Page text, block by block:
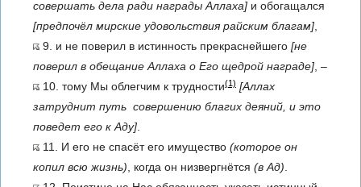
совершать дела ради награды Аллаха] и обогащался
[предпочёл мирские удовольствия райским благам]
9. и не поверил в истинность прекраснейшего [не
поверил в обещание Аллаха о Его щедрой награде] , –
10. тому Мы облегчим к трудности(1) [Аллах
затруднит путь совершению благих деяний, и это
поведет его к Аду]
11. И его не спасёт его имущество (которое он
копил всю жизнь) , когда он низвергнётся (в Ад)